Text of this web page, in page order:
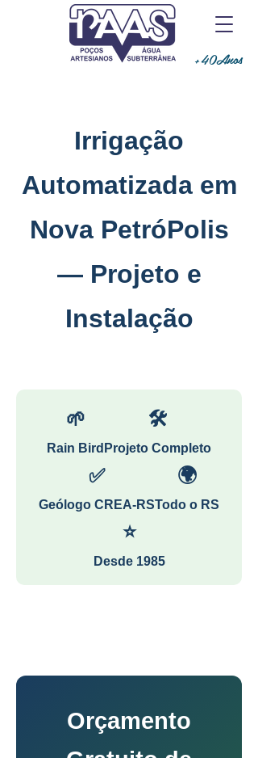
+40Anos
Irrigação
Automatizada em
Nova PetróPolis
— Projeto e
Instalação
🌱
Rain Bird
🛠
Projeto Completo
✅
Geólogo CREA-RS
🌍
Todo o RS
⭐
Desde 1985
Orçamento